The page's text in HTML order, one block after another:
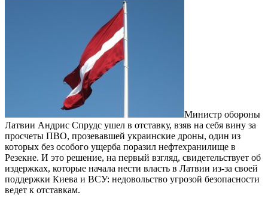
Министр обороны
Латвии Андрис Спрудс ушел в отставку, взяв на себя вину за
просчеты ПВО, прозевавшей украинские дроны, один из
которых без особого ущерба поразил нефтехранилище в
Резекне. И это решение, на первый взгляд, свидетельствует об
издержках, которые начала нести власть в Латвии из-за своей
поддержки Киева и ВСУ: недовольство угрозой безопасности
ведет к отставкам.